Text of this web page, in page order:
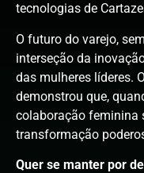
tecnologias de
O futuro do varejo,
interseção da
das mulheres líderes.
demonstrou que,
colaboração feminina
transformação
Quer se manter por